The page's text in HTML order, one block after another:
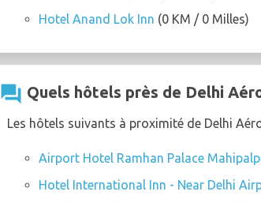
Hotel Anand Lok Inn (0 KM / 0 Milles)
question_answer Quels hôtels près de Delhi
Les hôtels suivants à proximité de Delhi
Airport Hotel Ramhan Palace
Hotel International Inn - Near Delhi